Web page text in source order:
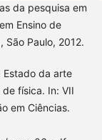
da pesquisa em
Ensino de
São Paulo, 2012.
Estado da arte
física. In: VII
em Ciências.